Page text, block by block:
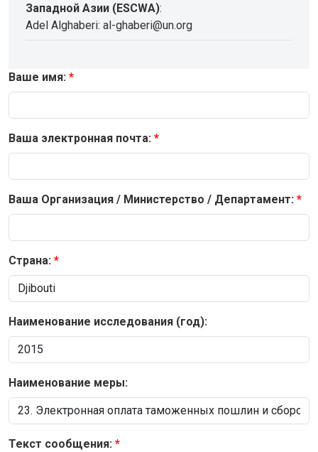
Западной Азии (ESCWA):
Adel Alghaberi: al-ghaberi@un.org
Ваше имя:
Ваша электронная почта:
Ваша Организация / Министерство / Департамент:
Страна:
Наименование исследования (год):
Наименование меры:
Текст сообщения: